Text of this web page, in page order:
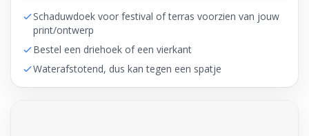
Schaduwdoek voor festival of terras voorzien van jouw
print/ontwerp
Bestel een driehoek of een vierkant
Waterafstotend, dus kan tegen een spatje